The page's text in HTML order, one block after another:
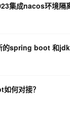
spring boot 和jdk
何对接？